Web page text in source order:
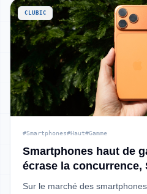
CLUBIC
#Smartphones#Haut#Gamme
Smartphones haut de
écrase la concurrence,
défend, les autres
Sur le marché des